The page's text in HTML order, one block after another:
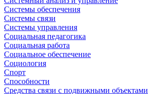
Системы обеспечения
Системы связи
Системы управления
Социальная педагогика
Социальная работа
Социальное обеспечение
Социология
Спорт
Способности
Средства связи с подвижными объектами